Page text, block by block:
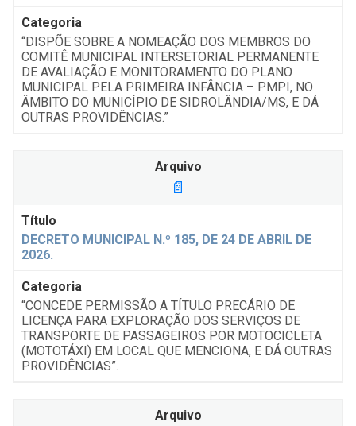
“DISPÕE SOBRE A NOMEAÇÃO DOS MEMBROS DO
COMITÊ MUNICIPAL INTERSETORIAL PERMANENTE
DE AVALIAÇÃO E MONITORAMENTO DO PLANO
MUNICIPAL PELA PRIMEIRA INFÂNCIA – PMPI, NO
ÂMBITO DO MUNICÍPIO DE SIDROLÂNDIA/MS, E DÁ
OUTRAS PROVIDÊNCIAS.”
DECRETO MUNICIPAL N.º 185, DE 24 DE ABRIL DE
2026.
“CONCEDE PERMISSÃO A TÍTULO PRECÁRIO DE
LICENÇA PARA EXPLORAÇÃO DOS SERVIÇOS DE
TRANSPORTE DE PASSAGEIROS POR MOTOCICLETA
(MOTOTÁXI) EM LOCAL QUE MENCIONA, E DÁ OUTRAS
PROVIDÊNCIAS”.
📄